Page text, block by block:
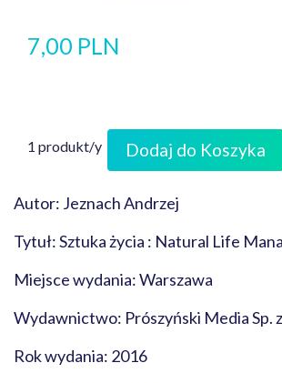
7,00 PLN
1 produkt/y Dodaj do Koszyka
Autor: Jeznach Andrzej
Tytuł: Sztuka życia : Natural Life
Miejsce wydania: Warszawa
Wydawnictwo: Prószyński Media Sp.
Rok wydania: 2016